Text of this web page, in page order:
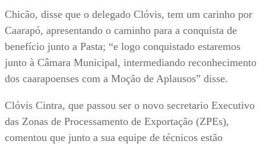
Chicão, disse que o delegado Clóvis, tem um carinho por
Caarapó, apresentando o caminho para a conquista de
benefício junto a Pasta; “e logo conquistado estaremos
junto à Câmara Municipal, intermediando reconhecimento
dos caarapoenses com a Moção de Aplausos” disse.
Clóvis Cintra, que passou ser o novo secretario Executivo
das Zonas de Processamento de Exportação (ZPEs),
comentou que junto a sua equipe de técnicos estão